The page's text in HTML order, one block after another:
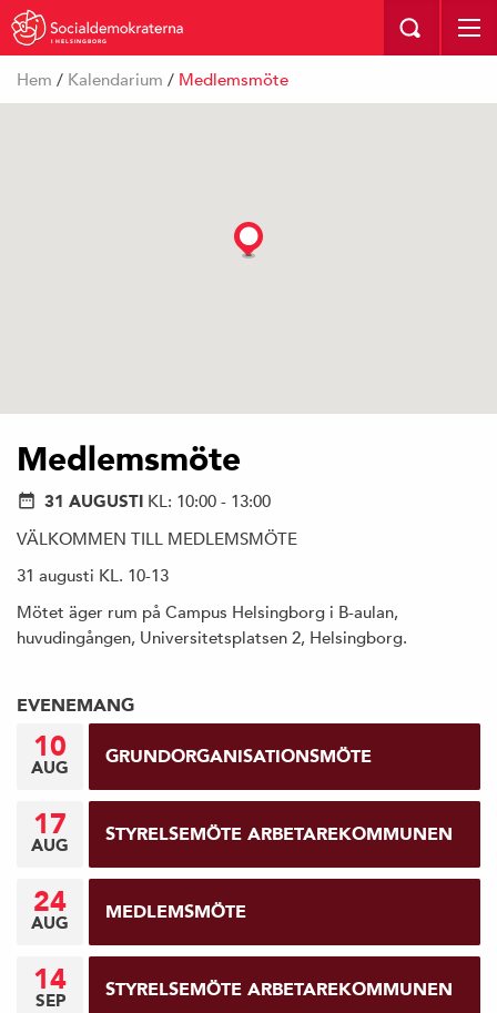
I HELSINGBORG
Hem / Kalendarium / Medlemsmöte
Medlemsmöte
31 AUGUSTI KL: 10:00 - 13:00
VÄLKOMMEN TILL MEDLEMSMÖTE
31 augusti KL. 10-13
Mötet äger rum på Campus Helsingborg i B-aulan,
huvudingången, Universitetsplatsen 2, Helsingborg.
EVENEMANG
10
AUG GRUNDORGANISATIONSMÖTE
17
AUG STYRELSEMÖTE ARBETAREKOMMUNEN
24
AUG MEDLEMSMÖTE
14
SEP STYRELSEMÖTE ARBETAREKOMMUNEN